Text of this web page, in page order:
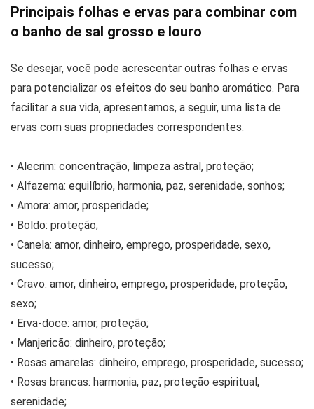
Principais folhas e ervas para combinar com
o banho de sal grosso e louro
Se desejar, você pode acrescentar outras folhas e ervas
para potencializar os efeitos do seu banho aromático. Para
facilitar a sua vida, apresentamos, a seguir, uma lista de
ervas com suas propriedades correspondentes:
• Alecrim: concentração, limpeza astral, proteção;
• Alfazema: equilíbrio, harmonia, paz, serenidade, sonhos;
• Amora: amor, prosperidade;
• Boldo: proteção;
• Canela: amor, dinheiro, emprego, prosperidade, sexo,
sucesso;
• Cravo: amor, dinheiro, emprego, prosperidade, proteção,
sexo;
• Erva-doce: amor, proteção;
• Manjericão: dinheiro, proteção;
• Rosas amarelas: dinheiro, emprego, prosperidade, sucesso;
• Rosas brancas: harmonia, paz, proteção espiritual,
serenidade;